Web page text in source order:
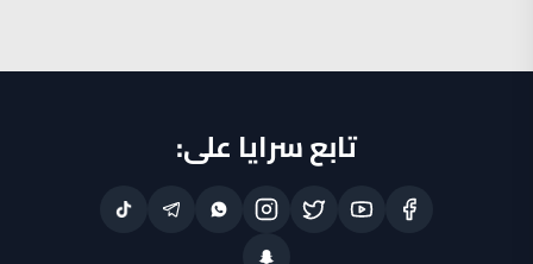
تابع سرايا على: